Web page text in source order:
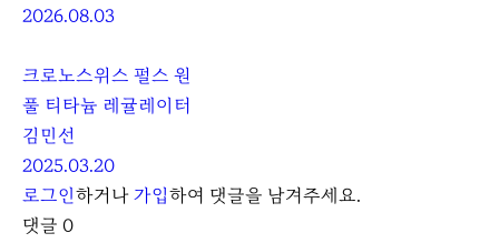
2026.08.03
크로노스위스 펄스 원
풀 티타늄 레귤레이터
김민선
2025.03.20
로그인하거나가입하여 댓글을 남겨주세요.
댓글 0